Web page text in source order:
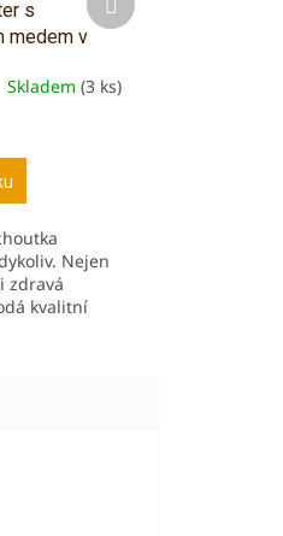
s
medem v
Skladem (3 ks)
Nejen
zdravá
kvalitní
produkt